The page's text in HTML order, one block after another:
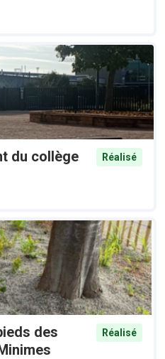
du collège
Réalisé
des
Réalisé